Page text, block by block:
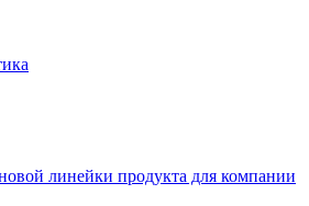
линейки продукта для компании